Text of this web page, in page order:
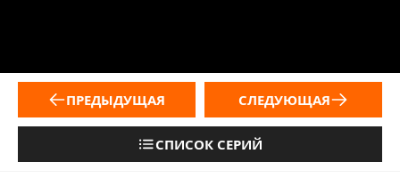
ПРЕДЫДУЩАЯ
СПИСОК СЕРИЙ
СЛЕДУЮЩАЯ